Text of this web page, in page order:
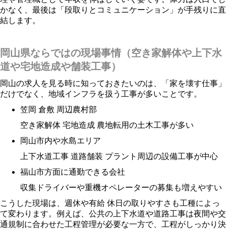
かなく、最後は「段取りとコミュニケーション」が手残りに直
結します。
岡山県ならではの現場事情（空き家解体や上下水
道や宅地造成や舗装工事）
岡山の求人を見る時に知っておきたいのは、「家を壊す仕事」
だけでなく、地域インフラを扱う工事が多いことです。
笠岡 倉敷 周辺農村部
空き家解体 宅地造成 農地転用の土木工事が多い
岡山市内や水島エリア
上下水道工事 道路舗装 プラント周辺の設備工事が中心
福山市方面に通勤できる会社
収集ドライバーや重機オペレーターの募集も増えやすい
こうした現場は、週休や有給 休日の取りやすさも工種によっ
て変わります。例えば、公共の上下水道や道路工事は夜間や交
通規制に合わせた工程管理が必要な一方で、工程がしっかり決